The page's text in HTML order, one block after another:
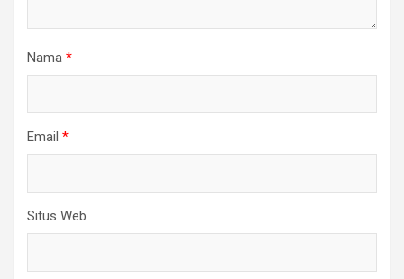
Nama *
Email *
Situs Web